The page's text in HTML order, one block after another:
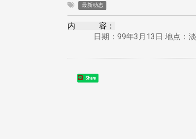
最新动态
内 容：
日期：99年3月13日 地点：
Share